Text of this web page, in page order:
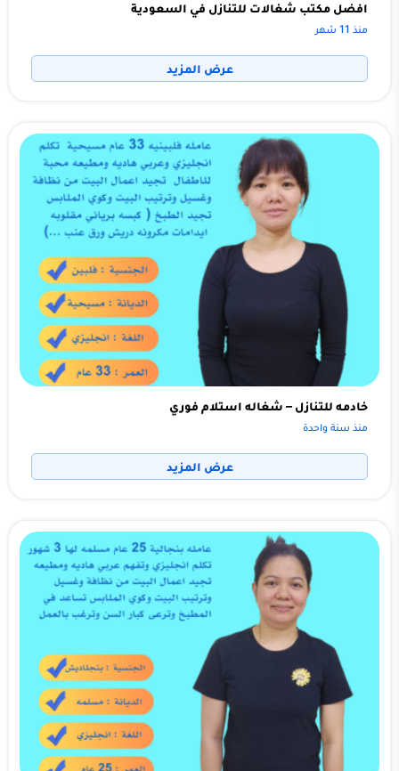
افضل مكتب شغالات للتنازل في السعودية
منذ 11 شهر
عرض المزيد
خادمه للتنازل – شغاله استلام فوري
منذ سنة واحدة
عرض المزيد